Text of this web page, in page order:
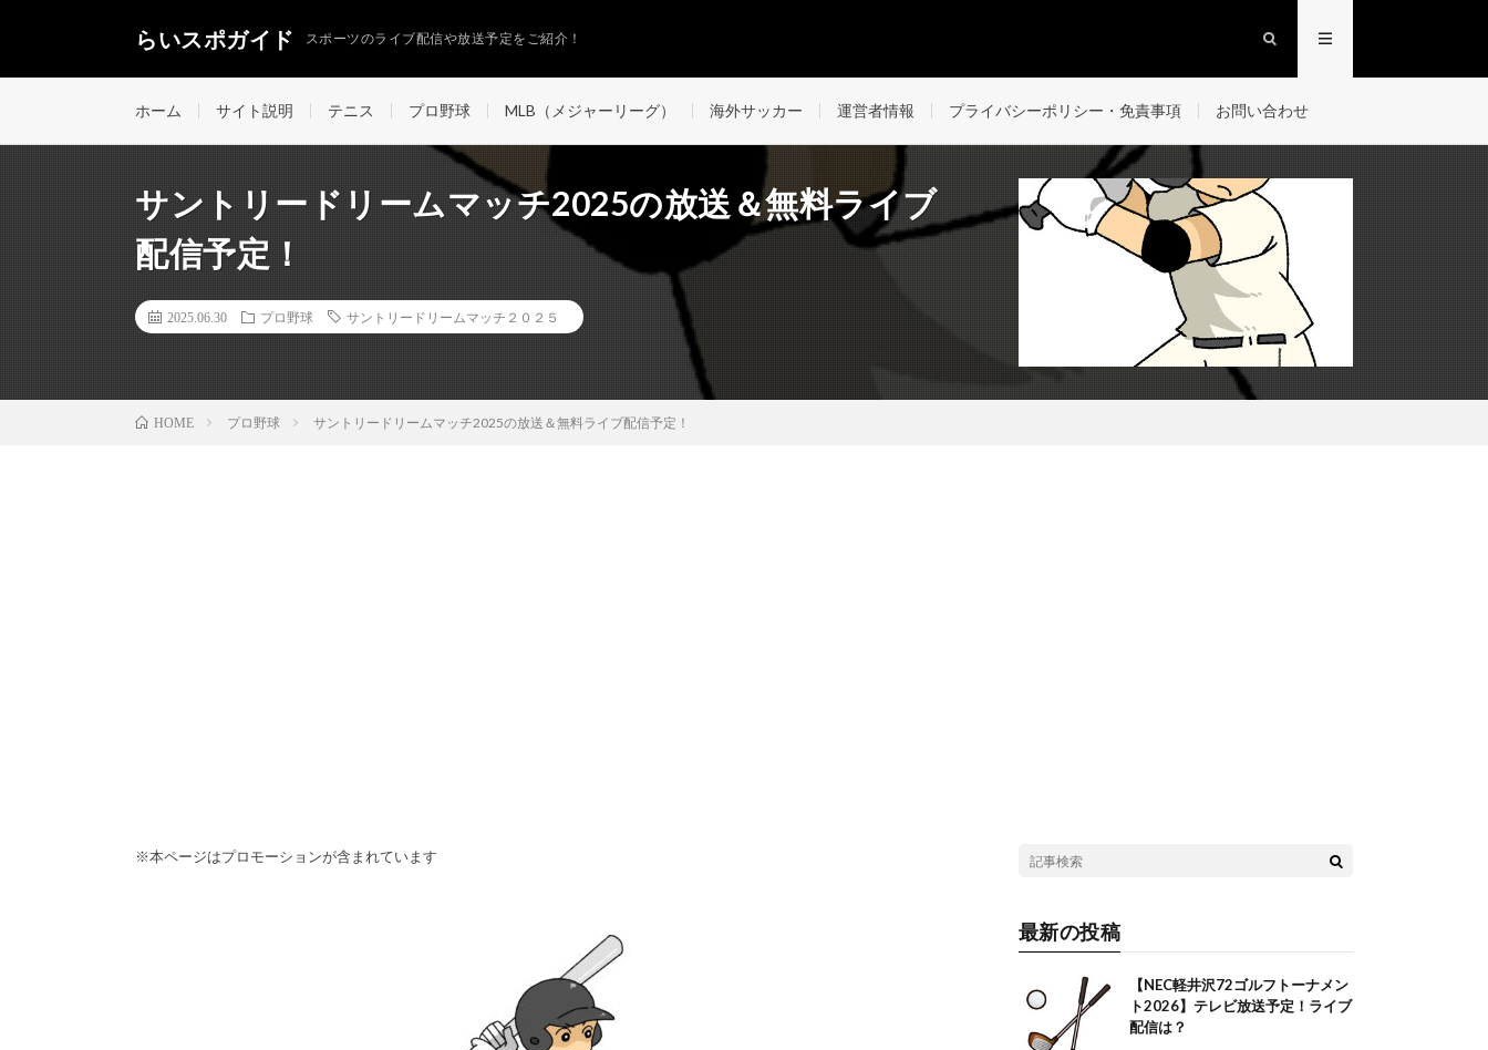
らいスポガイド スポーツのライブ配信や放送予定をご紹介！
ホーム サイト説明 テニス プロ野球 MLB（メジャーリーグ） 海外サッカー 運営者情報 プライバシーポリシー・免責事項 お問い合わせ
サントリードリームマッチ2025の放送＆無料ライブ
配信予定！
2025.06.30 プロ野球 サントリードリームマッチ２０２５
HOME プロ野球 サントリードリームマッチ2025の放送＆無料ライブ配信予定！
※本ページはプロモーションが含まれています
最新の投稿
【NEC軽井沢72ゴルフトーナメン
ト2026】テレビ放送予定！ライブ
配信は？